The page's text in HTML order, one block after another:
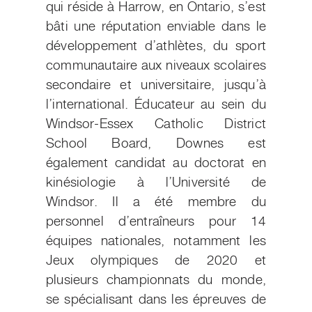
qui réside à Harrow, en Ontario, s’est
bâti une réputation enviable dans le
développement d’athlètes, du sport
communautaire aux niveaux scolaires
secondaire et universitaire, jusqu’à
l’international. Éducateur au sein du
Windsor-Essex Catholic District
School Board, Downes est
également candidat au doctorat en
kinésiologie à l’Université de
Windsor. Il a été membre du
personnel d’entraîneurs pour 14
équipes nationales, notamment les
Jeux olympiques de 2020 et
plusieurs championnats du monde,
se spécialisant dans les épreuves de